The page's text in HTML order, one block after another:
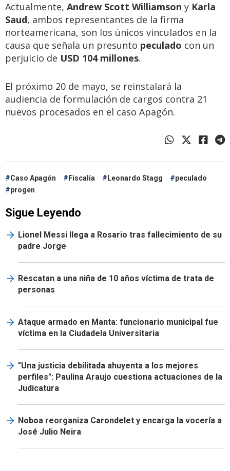
Actualmente, Andrew Scott Williamson y Karla
Saud, ambos representantes de la firma
norteamericana, son los únicos vinculados en la
causa que señala un presunto peculado con un
perjuicio de USD 104 millones.
El próximo 20 de mayo, se reinstalará la
audiencia de formulación de cargos contra 21
nuevos procesados en el caso Apagón.
Caso Apagón Fiscalía Leonardo Stagg
peculado
progen
Sigue Leyendo
Lionel Messi llega a Rosario tras fallecimiento de su
padre Jorge
Rescatan a una niña de 10 años víctima de trata de
personas
Ataque armado en Manta: funcionario municipal fue
víctima en la Ciudadela Universitaria
"Una justicia debilitada ahuyenta a los mejores
perfiles": Paulina Araujo cuestiona actuaciones de la
Judicatura
Noboa reorganiza Carondelet y encarga la vocería a
José Julio Neira